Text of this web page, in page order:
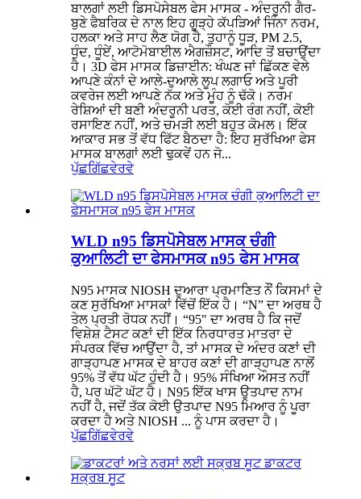
ਬਾਲਗਾਂ ਲਈ ਡਿਸਪੋਸੇਬਲ ਫੇਸ ਮਾਸਕ - ਅੰਦਰੂਨੀ ਗੈਰ-
ਬੁਣੇ ਫੈਬਰਿਕ ਦੇ ਨਾਲ ਇਹ ਗੂੜ੍ਹੇ ਕੱਪੜਿਆਂ ਜਿੰਨਾ ਨਰਮ,
ਹਲਕਾ ਅਤੇ ਸਾਹ ਲੈਣ ਯੋਗ ਹੈ, ਤੁਹਾਨੂੰ ਧੂੜ, PM 2.5,
ਧੁੰਦ, ਧੂੰਏਂ, ਆਟੋਮੋਬਾਈਲ ਐਗਜ਼ੌਸਟ, ਆਦਿ ਤੋਂ ਬਚਾਉਂਦਾ
ਹੈ। 3D ਫੇਸ ਮਾਸਕ ਡਿਜ਼ਾਈਨ: ਖੰਘਣ ਜਾਂ ਛਿੱਕਣ ਵੇਲੇ
ਆਪਣੇ ਕੰਨਾਂ ਦੇ ਆਲੇ-ਦੁਆਲੇ ਲੂਪ ਲਗਾਓ ਅਤੇ ਪੂਰੀ
ਕਵਰੇਜ ਲਈ ਆਪਣੇ ਨੱਕ ਅਤੇ ਮੂੰਹ ਨੂੰ ਢੱਕੋ। ਨਰਮ
ਰੇਸ਼ਿਆਂ ਦੀ ਬਣੀ ਅੰਦਰੂਨੀ ਪਰਤ, ਕੋਈ ਰੰਗ ਨਹੀਂ, ਕੋਈ
ਰਸਾਇਣ ਨਹੀਂ, ਅਤੇ ਚਮੜੀ ਲਈ ਬਹੁਤ ਕੋਮਲ। ਇੱਕ
ਆਕਾਰ ਸਭ ਤੋਂ ਵੱਧ ਫਿੱਟ ਬੈਠਦਾ ਹੈ: ਇਹ ਸੁਰੱਖਿਆ ਫੇਸ
ਮਾਸਕ ਬਾਲਗਾਂ ਲਈ ਢੁਕਵੇਂ ਹਨ ਜੋ...
ਪੁੱਛਗਿੱਛਵੇਰਵੇ
WLD n95 ਡਿਸਪੋਸੇਬਲ ਮਾਸਕ ਚੰਗੀ
ਕੁਆਲਿਟੀ ਦਾ ਫੇਸਮਾਸਕ n95 ਫੇਸ ਮਾਸਕ
N95 ਮਾਸਕ NIOSH ਦੁਆਰਾ ਪ੍ਰਮਾਣਿਤ ਨੌਂ ਕਿਸਮਾਂ ਦੇ
ਕਣ ਸੁਰੱਖਿਆ ਮਾਸਕਾਂ ਵਿੱਚੋਂ ਇੱਕ ਹੈ। “N” ਦਾ ਅਰਥ ਹੈ
ਤੇਲ ਪ੍ਰਤੀ ਰੋਧਕ ਨਹੀਂ। “95″ ਦਾ ਅਰਥ ਹੈ ਕਿ ਜਦੋਂ
ਵਿਸ਼ੇਸ਼ ਟੈਸਟ ਕਣਾਂ ਦੀ ਇੱਕ ਨਿਰਧਾਰਤ ਮਾਤਰਾ ਦੇ
ਸੰਪਰਕ ਵਿੱਚ ਆਉਂਦਾ ਹੈ, ਤਾਂ ਮਾਸਕ ਦੇ ਅੰਦਰ ਕਣਾਂ ਦੀ
ਗਾੜ੍ਹਾਪਣ ਮਾਸਕ ਦੇ ਬਾਹਰ ਕਣਾਂ ਦੀ ਗਾੜ੍ਹਾਪਣ ਨਾਲੋਂ
95% ਤੋਂ ਵੱਧ ਘੱਟ ਹੁੰਦੀ ਹੈ। 95% ਸੰਖਿਆ ਔਸਤ ਨਹੀਂ
ਹੈ, ਪਰ ਘੱਟੋ ਘੱਟ ਹੈ। N95 ਇੱਕ ਖਾਸ ਉਤਪਾਦ ਨਾਮ
ਨਹੀਂ ਹੈ, ਜਦੋਂ ਤੱਕ ਕੋਈ ਉਤਪਾਦ N95 ਮਿਆਰ ਨੂੰ ਪੂਰਾ
ਕਰਦਾ ਹੈ ਅਤੇ NIOSH ... ਨੂੰ ਪਾਸ ਕਰਦਾ ਹੈ।
ਪੁੱਛਗਿੱਛਵੇਰਵੇ